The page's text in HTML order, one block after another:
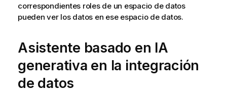
correspondientes roles de un espacio de datos
pueden ver los datos en ese espacio de datos.
Asistente basado en IA
generativa en la integración
de datos